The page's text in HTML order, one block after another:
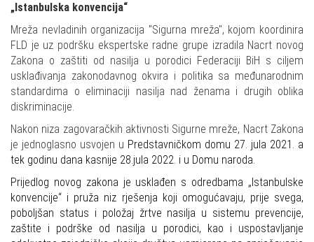
„Istanbulska konvencija“
Mreža nevladinih organizacija "Sigurna mreža", kojom koordinira
FLD je uz podršku ekspertske radne grupe izradila Nacrt novog
Zakona o zaštiti od nasilja u porodici Federaciji BiH s ciljem
usklađivanja zakonodavnog okvira i politika sa međunarodnim
standardima o eliminaciji nasilja nad ženama i drugih oblika
diskriminacije.
Nakon niza zagovaračkih aktivnosti Sigurne mreže, Nacrt Zakona
je jednoglasno usvojen u Predstavničkom domu 27. jula 2021. a
tek godinu dana kasnije 28.jula 2022. i u Domu naroda.
Prijedlog novog zakona je usklađen s odredbama „Istanbulske
konvencije“ i pruža niz rješenja koji omogućavaju, prije svega,
poboljšan status i položaj žrtve nasilja u sistemu prevencije,
zaštite i podrške od nasilja u porodici, kao i uspostavljanje